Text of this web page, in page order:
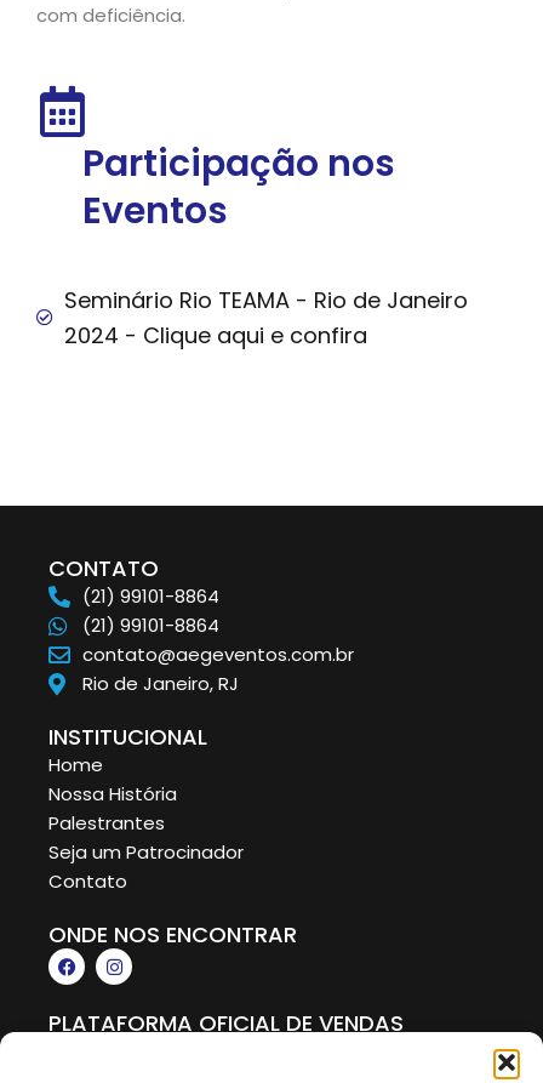
com deficiência.
Participação nos
Eventos
Seminário Rio TEAMA - Rio de Janeiro
2024 - Clique aqui e confira
CONTATO
(21) 99101-8864
(21) 99101-8864
contato@aegeventos.com.br
Rio de Janeiro, RJ
INSTITUCIONAL
Home
Nossa História
Palestrantes
Seja um Patrocinador
Contato
ONDE NOS ENCONTRAR
F
a
c
e
b
I
n
s
t
a
PLATAFORMA OFICIAL DE VENDAS